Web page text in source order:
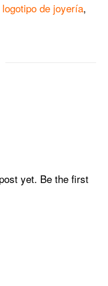
logotipo de joyería,
yet. Be the first